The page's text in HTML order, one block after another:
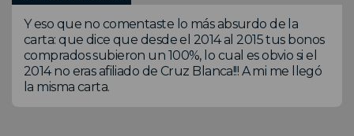
Y eso que no comentaste lo más absurdo de la
carta: que dice que desde el 2014 al 2015 tus bonos
comprados subieron un 100%, lo cual es obvio si el
2014 no eras afiliado de Cruz Blanca!!! A mi me llegó
la misma carta.